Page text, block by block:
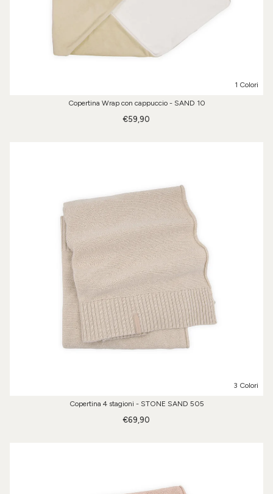
1 Colori
Copertina Wrap con cappuccio - SAND 10
€59,90
3 Colori
Copertina 4 stagioni - STONE SAND 505
€69,90